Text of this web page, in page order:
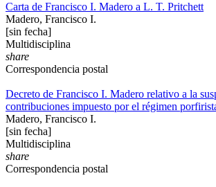
Carta de Francisco I. Madero a L. T. Pritchett
Madero, Francisco I.
[sin fecha]
Multidisciplina
share
Correspondencia postal
Decreto de Francisco I. Madero relativo a la
contribuciones impuesto por el régimen
Madero, Francisco I.
[sin fecha]
Multidisciplina
share
Correspondencia postal